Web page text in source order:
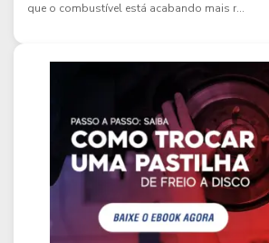
que o combustível está acabando mais r...